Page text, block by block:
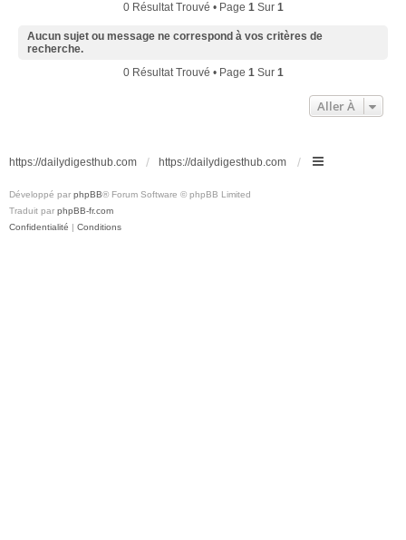
0 Résultat Trouvé • Page 1Sur 1
Aucun sujet ou message ne correspond à vos critères de
recherche.
0 Résultat Trouvé • Page 1Sur 1
Aller À
https://dailydigesthub.com https://dailydigesthub.com
Développé par phpBB® Forum Software © phpBB Limited
Traduit par phpBB-fr.com
Confidentialité | Conditions